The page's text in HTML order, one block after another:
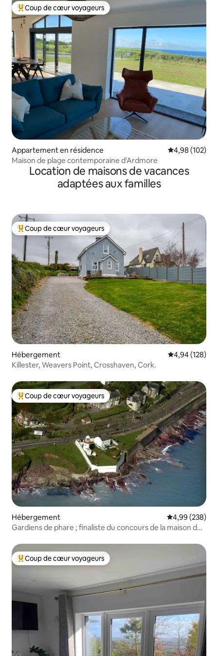
Coups de cœur voyageurs les plus appréciés
Coup de cœur voyageurs
Appartement en résidence Évaluation
4,98 (102)
Maison de plage contemporaine d'Ardmore
Location de maisons de vacances
adaptées aux familles
Coups de cœur voyageurs les plus appréciés
Coup de cœur voyageurs
Hébergement Évaluation
4,94 (128)
Killester, Weavers Point, Crosshaven, Cork.
Coups de cœur voyageurs les plus appréciés
Coup de cœur voyageurs
Hébergement Évaluation
4,99 (238)
Gardiens de phare ; finaliste du concours de la maison de
Coups de cœur voyageurs les plus appréciés
Coup de cœur voyageurs